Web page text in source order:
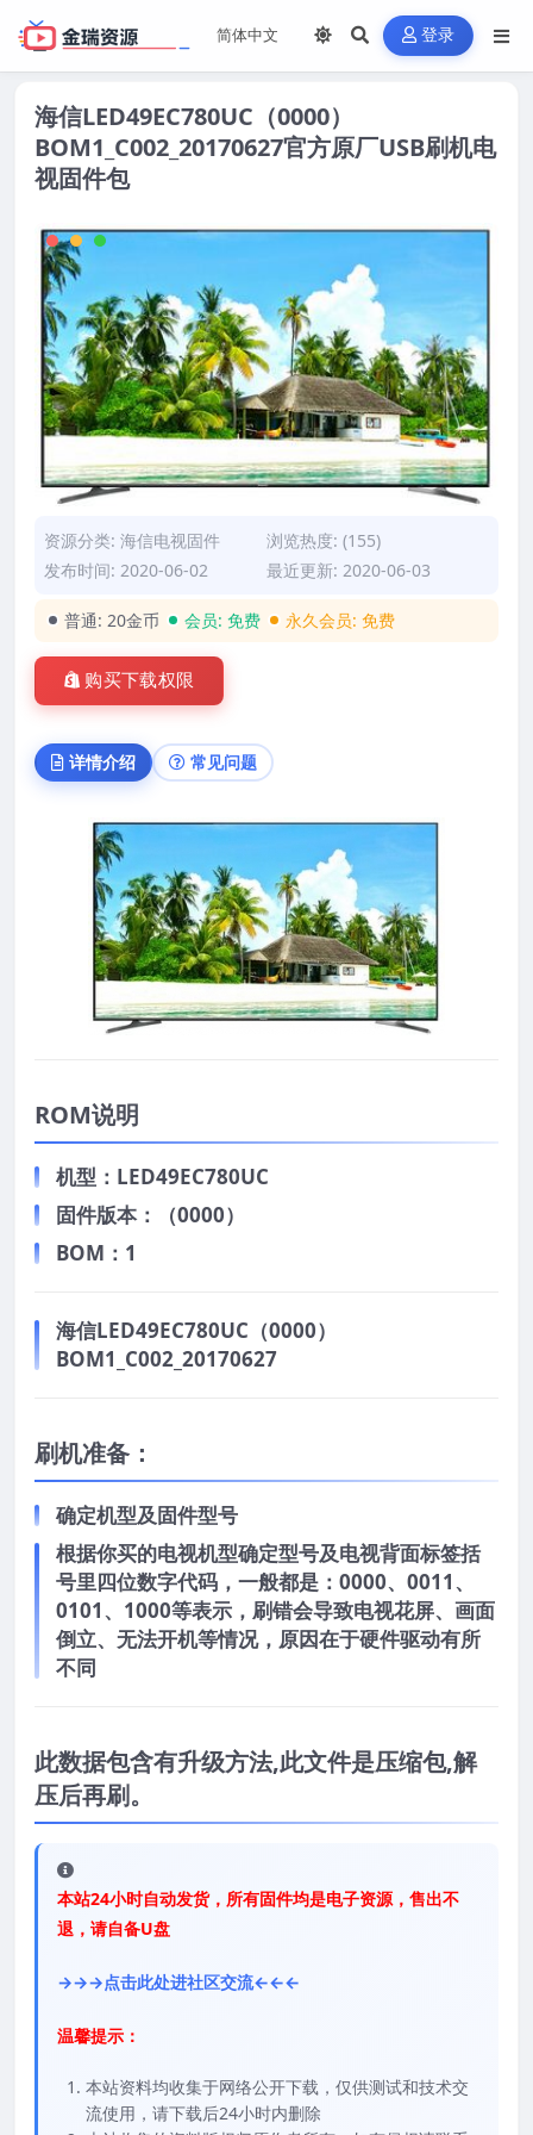
登录
海信LED49EC780UC（0000）
BOM1_C002_20170627官方原厂USB刷机电
视固件包
资源分类: 海信电视固件
浏览热度: (155)
发布时间: 2020-06-02
最近更新: 2020-06-03
普通: 20金币 会员: 免费 永久会员: 免费
购买下载权限
详情介绍 常见问题
ROM说明
机型：LED49EC780UC
固件版本：（0000）
BOM：1
海信LED49EC780UC（0000）
BOM1_C002_20170627
刷机准备：
确定机型及固件型号
根据你买的电视机型确定型号及电视背面标签括
号里四位数字代码，一般都是：0000、0011、
0101、1000等表示，刷错会导致电视花屏、画面
倒立、无法开机等情况，原因在于硬件驱动有所
不同
此数据包含有升级方法,此文件是压缩包,解
压后再刷。
本站24小时自动发货，所有固件均是电子资源，售出不
退，请自备U盘
→→→点击此处进社区交流←←←
温馨提示：
本站资料均收集于网络公开下载，仅供测试和技术交
流使用，请下载后24小时内删除